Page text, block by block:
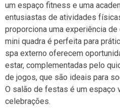
um espaço fitness e uma
entusiastas de atividades
proporciona uma experiência
mini quadra é perfeita para
spa externo oferecem
estar, complementadas pelo
de jogos, que são ideais para
O salão de festas é um espaço
celebrações.